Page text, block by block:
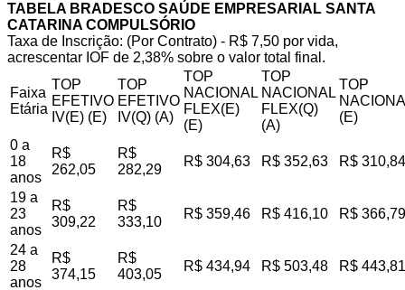
TABELA BRADESCO SAÚDE EMPRESARIAL SANTA
CATARINA COMPULSÓRIO
Taxa de Inscrição: (Por Contrato) - R$ 7,50 por vida,
acrescentar IOF de 2,38% sobre o valor total final.
Faixa
Etária
TOP
EFETIVO
IV(E) (E)
TOP
EFETIVO
IV(Q) (A)
TOP
NACIONAL
FLEX(E)
(E)
TOP
NACIONAL
FLEX(Q)
(A)
TOP
(E)
0 a
18
anos
R$
262,05
R$
282,29
R$ 304,63 R$ 352,63 R$ 310,84
19 a
23
anos
R$
309,22
R$
333,10
R$ 359,46 R$ 416,10 R$ 366,79
24 a
28
anos
R$
374,15
R$
403,05
R$ 434,94 R$ 503,48 R$ 443,81